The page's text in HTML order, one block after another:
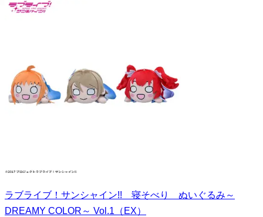
ラブライブ！サンシャイン!! 寝そべり ぬいぐるみ～
DREAMY COLOR～ Vol.1（EX）